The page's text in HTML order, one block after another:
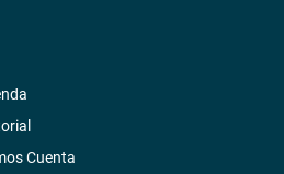
Cuenta